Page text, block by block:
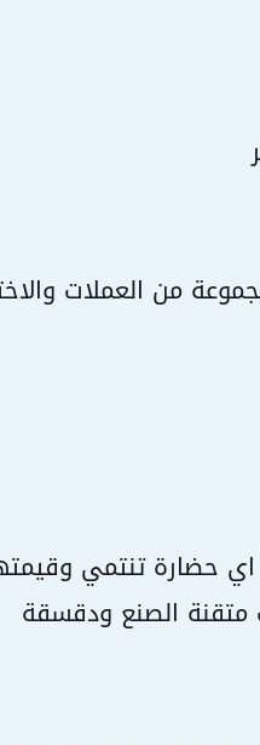
من العملات
حضارة تنتمي
متقنة الصنع ودقسقة